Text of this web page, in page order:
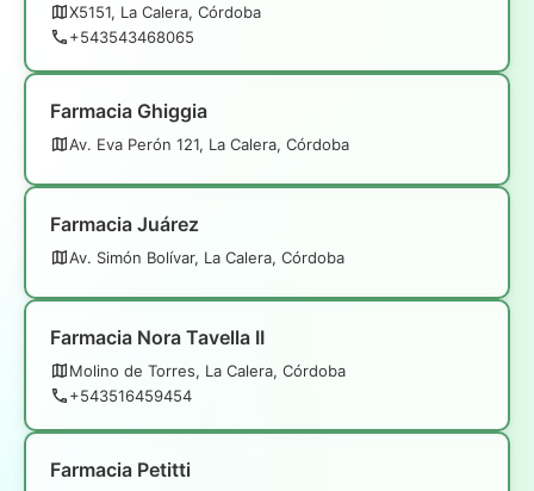
X5151, La Calera, Córdoba
+543543468065
Farmacia Ghiggia
Av. Eva Perón 121, La Calera, Córdoba
Farmacia Juárez
Av. Simón Bolívar, La Calera, Córdoba
Farmacia Nora Tavella II
Molino de Torres, La Calera, Córdoba
+543516459454
Farmacia Petitti